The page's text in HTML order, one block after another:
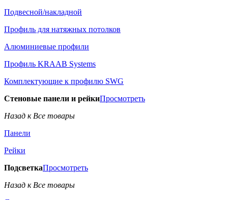
Подвесной/накладной
Профиль для натяжных потолков
Алюминиевые профили
Профиль KRAAB Systems
Комплектующие к профилю SWG
Стеновые панели и рейкиПросмотреть
Назад к Все товары
Панели
Рейки
ПодсветкаПросмотреть
Назад к Все товары